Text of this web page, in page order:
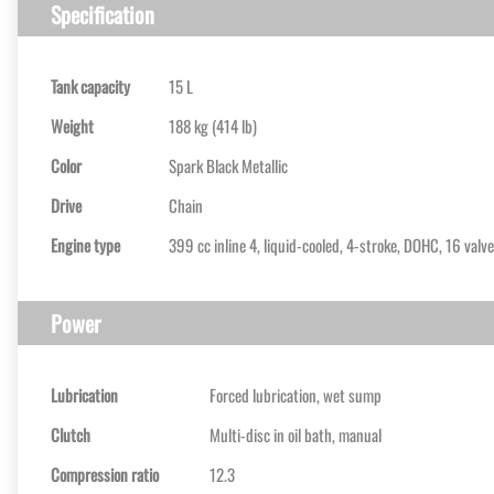
Specification
Tank capacity
15 L
Weight
188 kg (414 lb)
Color
Spark Black Metallic
Drive
Chain
Engine type
399 cc inline 4, liquid-cooled, 4-stroke, DOHC, 16
Power
Lubrication
Forced lubrication, wet sump
Clutch
Multi-disc in oil bath, manual
Compression ratio
12.3